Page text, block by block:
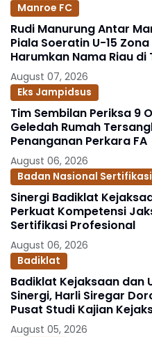
Manroe FC
Rudi Manurung Antar
Piala Soeratin U-15
Harumkan Nama Riau
August 07, 2026
Eks Jampidsus
Tim Sembilan Periksa 9
Geledah Rumah Tersangka
Penanganan Perkara FA
August 06, 2026
Badan Nasional
Sinergi Badiklat
Perkuat Kompetensi
Sertifikasi Profesional
August 06, 2026
Badiklat
Badiklat Kejaksaan dan
Sinergi, Harli Siregar
Pusat Studi Kajian
August 05, 2026